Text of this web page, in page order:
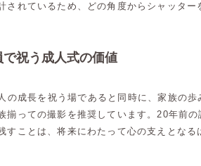
されているため、どの角度からシャッタ
で祝う成人式の価値
の成長を祝う場であると同時に、家族の
揃っての撮影を推奨しています。20年前
すことは、将来にわたって心の支えとなる